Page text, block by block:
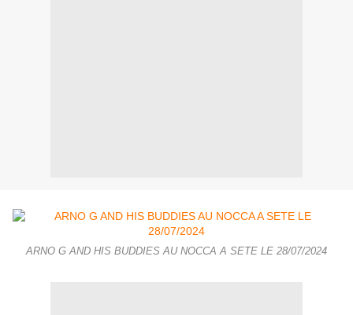
ARNO G AND HIS BUDDIES AU NOCCA A SETE LE 28/07/2024